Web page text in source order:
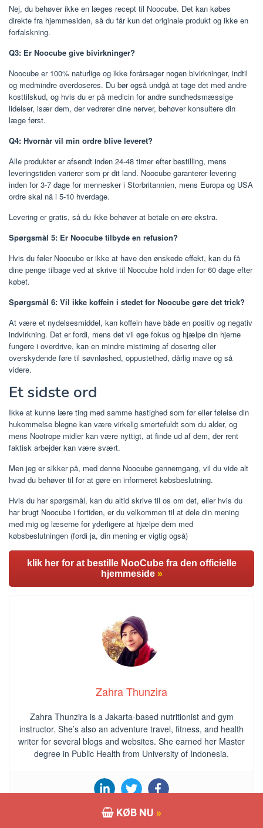
Nej, du behøver ikke en læges recept til Noocube. Det kan købes
direkte fra hjemmesiden, så du får kun det originale produkt og ikke en
forfalskning.
Q3: Er Noocube give bivirkninger?
Noocube er 100% naturlige og ikke forårsager nogen bivirkninger, indtil
og medmindre overdoseres. Du bør også undgå at tage det med andre
kosttilskud, og hvis du er på medicin for andre sundhedsmæssige
lidelser, især dem, der vedrører dine nerver, behøver konsultere din
læge først.
Q4: Hvornår vil min ordre blive leveret?
Alle produkter er afsendt inden 24-48 timer efter bestilling, mens
leveringstiden varierer som pr dit land. Noocube garanterer levering
inden for 3-7 dage for mennesker i Storbritannien, mens Europa og USA
ordre skal nå i 5-10 hverdage.
Levering er gratis, så du ikke behøver at betale en øre ekstra.
Spørgsmål 5: Er Noocube tilbyde en refusion?
Hvis du føler Noocube er ikke at have den ønskede effekt, kan du få
dine penge tilbage ved at skrive til Noocube hold inden for 60 dage efter
købet.
Spørgsmål 6: Vil ikke koffein i stedet for Noocube gøre det trick?
At være et nydelsesmiddel, kan koffein have både en positiv og negativ
indvirkning. Det er fordi, mens det vil øge fokus og hjælpe din hjerne
fungere i overdrive, kan en mindre mistiming af dosering eller
overskydende føre til søvnløshed, oppustethed, dårlig mave og så
videre.
Et sidste ord
Ikke at kunne lære ting med samme hastighed som før eller følelse din
hukommelse blegne kan være virkelig smertefuldt som du alder, og
mens Nootrope midler kan være nyttigt, at finde ud af dem, der rent
faktisk arbejder kan være svært.
Men jeg er sikker på, med denne Noocube gennemgang, vil du vide alt
hvad du behøver til for at gøre en informeret købsbeslutning.
Hvis du har spørgsmål, kan du altid skrive til os om det, eller hvis du
har brugt Noocube i fortiden, er du velkommen til at dele din mening
med mig og læserne for yderligere at hjælpe dem med
købsbeslutningen (fordi ja, din mening er vigtig også)
klik her for at bestille NooCube fra den officielle
hjemmeside »
Zahra Thunzira
Zahra Thunzira is a Jakarta-based nutritionist and gym
instructor. She’s also an adventure travel, fitness, and health
writer for several blogs and websites. She earned her Master
degree in Public Health from University of Indonesia.
KØB NU »